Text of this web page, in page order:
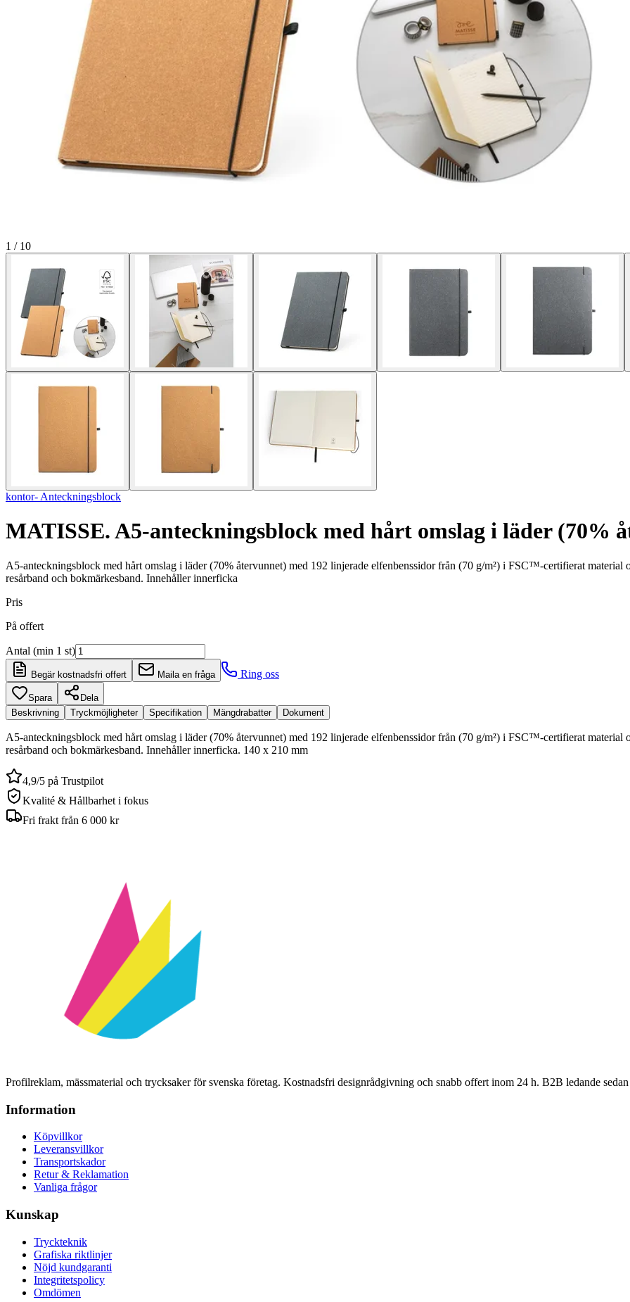
1 / 10
kontor- Anteckningsblock
MATISSE. A5-anteckningsblock med hårt omslag i läder (70%
A5-anteckningsblock med hårt omslag i läder (70% återvunnet) med 192 linjerade elfenbenssidor från (70 g/m²) i FSC™-certifierat material
resårband och bokmärkesband. Innehåller innerficka
Pris
På offert
Antal (min 1 st)
Begär kostnadsfri offert Maila en fråga Ring oss
Spara
Dela
Beskrivning
Tryckmöjligheter Specifikation Mängdrabatter Dokument
A5-anteckningsblock med hårt omslag i läder (70% återvunnet) med 192 linjerade elfenbenssidor från (70 g/m²) i FSC™-certifierat material
resårband och bokmärkesband. Innehåller innerficka. 140 x 210 mm
4,9/5 på Trustpilot
Kvalité & Hållbarhet i fokus
Fri frakt från 6 000 kr
Profilreklam, mässmaterial och trycksaker för svenska företag. Kostnadsfri designrådgivning och snabb offert inom 24 h. B2B ledande
Information
Köpvillkor
Leveransvillkor
Transportskador
Retur & Reklamation
Vanliga frågor
Kunskap
Tryckteknik
Grafiska riktlinjer
Nöjd kundgaranti
Integritetspolicy
Omdömen